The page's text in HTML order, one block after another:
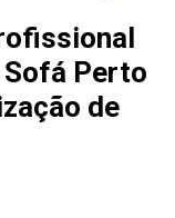
Sofá Perto
de